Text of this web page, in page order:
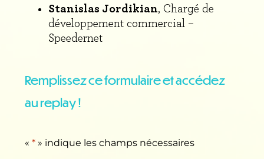
Stanislas Jordikian, Chargé de
développement commercial –
Speedernet
Remplissez ce formulaire et accédez
au replay !
« * » indique les champs nécessaires